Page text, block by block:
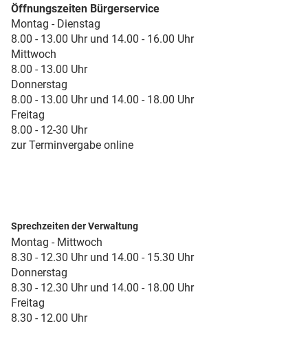
Öffnungszeiten Bürgerservice
Montag - Dienstag
8.00 - 13.00 Uhr und 14.00 - 16.00 Uhr
Mittwoch
8.00 - 13.00 Uhr
Donnerstag
8.00 - 13.00 Uhr und 14.00 - 18.00 Uhr
Freitag
8.00 - 12-30 Uhr
zur Terminvergabe online
Sprechzeiten der Verwaltung
Montag - Mittwoch
8.30 - 12.30 Uhr und 14.00 - 15.30 Uhr
Donnerstag
8.30 - 12.30 Uhr und 14.00 - 18.00 Uhr
Freitag
8.30 - 12.00 Uhr